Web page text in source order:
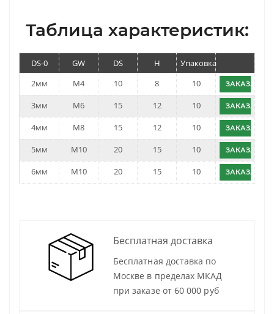
Таблица характеристик:
DS-0 GW DS H
Упаковка
2мм
M4 10 8 10 ЗАКАЗАТЬ
3мм M6 15 12 10 ЗАКАЗАТЬ
4мм M8 15 12 10 ЗАКАЗАТЬ
5мм M10 20 15 10 ЗАКАЗАТЬ
6мм M10 20 15 10 ЗАКАЗАТЬ
Бесплатная доставка
Бесплатная доставка по
Москве в пределах МКАД
при заказе от 60 000 руб